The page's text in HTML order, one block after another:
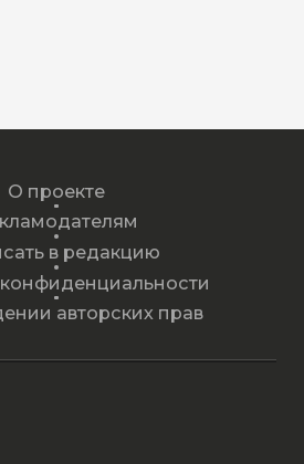
О проекте
в редакцию
авторских прав